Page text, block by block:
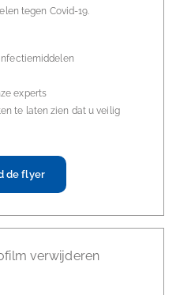
tegen Covid-19.
experts
te laten zien dat u veilig
de flyer